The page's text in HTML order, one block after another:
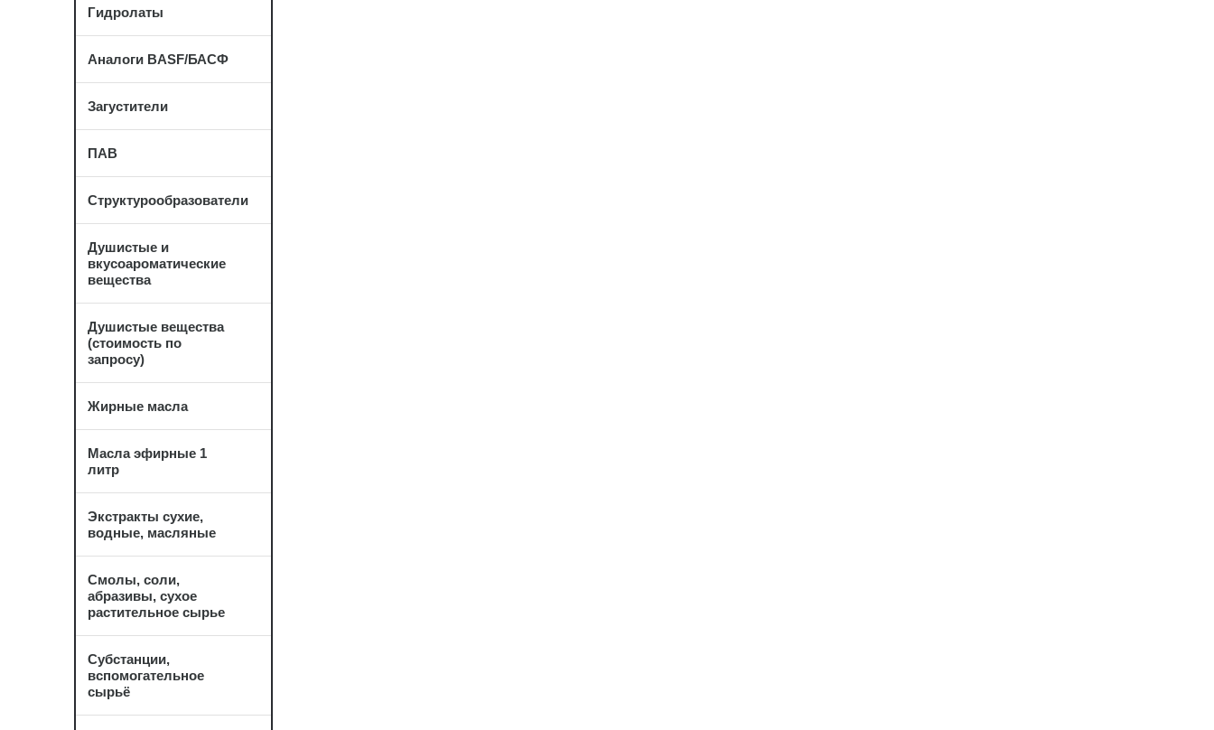
Гидролаты
Аналоги BASF/БАСФ
Загустители
ПАВ
Структурообразователи
Душистые и
вкусоароматические
вещества
Душистые вещества
(стоимость по
запросу)
Жирные масла
Масла эфирные 1
литр
Экстракты сухие,
водные, масляные
Смолы, соли,
абразивы, сухое
растительное сырье
Субстанции,
вспомогательное
сырьё